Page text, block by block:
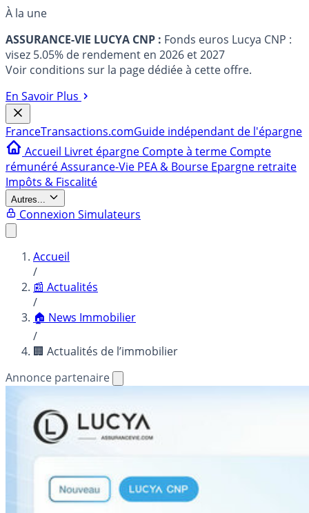
À la une
ASSURANCE-VIE LUCYA CNP : Fonds euros Lucya CNP :
visez 5.05% de rendement en 2026 et 2027
Voir conditions sur la page dédiée à cette offre.
En Savoir Plus
FranceTransactions.comGuide indépendant de l'épargne
Accueil Livret épargne Compte à terme Compte
rémunéréAssurance-Vie PEA & Bourse Epargne retraite
Impôts & Fiscalité
Autres...
Connexion Simulateurs
Accueil
/
📰 Actualités
/
🏠 News Immobilier
/
🏢 Actualités de l’immobilier
Annonce partenaire